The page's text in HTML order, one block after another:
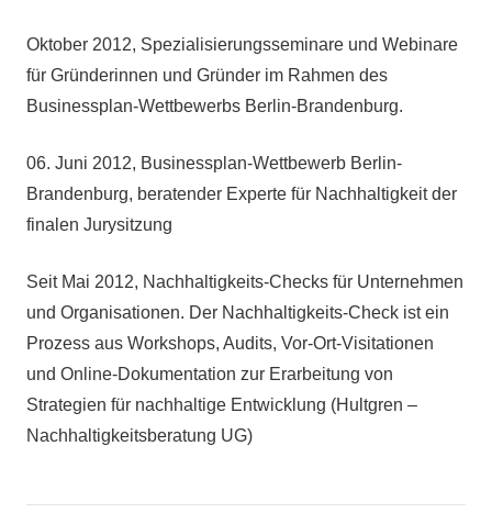
Oktober 2012, Spezialisierungsseminare und Webinare
für Gründerinnen und Gründer im Rahmen des
Businessplan-Wettbewerbs Berlin-Brandenburg.
06. Juni 2012, Businessplan-Wettbewerb Berlin-
Brandenburg, beratender Experte für Nachhaltigkeit der
finalen Jurysitzung
Seit Mai 2012, Nachhaltigkeits-Checks für Unternehmen
und Organisationen. Der Nachhaltigkeits-Check ist ein
Prozess aus Workshops, Audits, Vor-Ort-Visitationen
und Online-Dokumentation zur Erarbeitung von
Strategien für nachhaltige Entwicklung (Hultgren –
Nachhaltigkeitsberatung UG)